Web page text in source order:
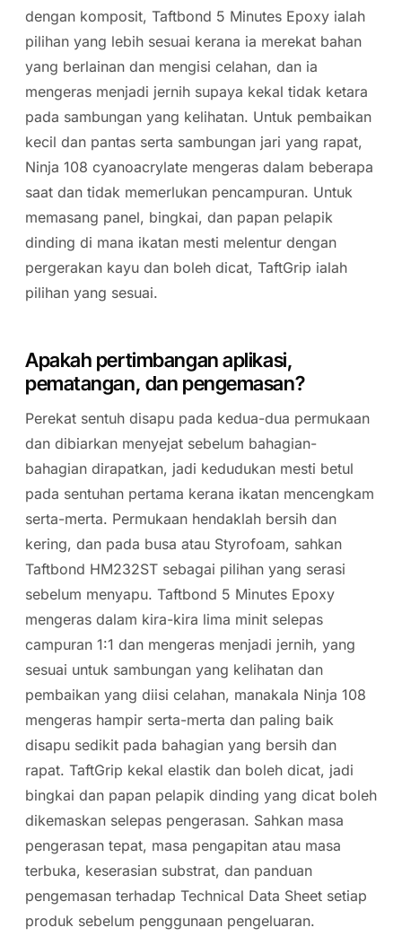
dengan komposit, Taftbond 5 Minutes Epoxy ialah
pilihan yang lebih sesuai kerana ia merekat bahan
yang berlainan dan mengisi celahan, dan ia
mengeras menjadi jernih supaya kekal tidak ketara
pada sambungan yang kelihatan. Untuk pembaikan
kecil dan pantas serta sambungan jari yang rapat,
Ninja 108 cyanoacrylate mengeras dalam beberapa
saat dan tidak memerlukan pencampuran. Untuk
memasang panel, bingkai, dan papan pelapik
dinding di mana ikatan mesti melentur dengan
pergerakan kayu dan boleh dicat, TaftGrip ialah
pilihan yang sesuai.
Apakah pertimbangan aplikasi,
pematangan, dan pengemasan?
Perekat sentuh disapu pada kedua-dua permukaan
dan dibiarkan menyejat sebelum bahagian-
bahagian dirapatkan, jadi kedudukan mesti betul
pada sentuhan pertama kerana ikatan mencengkam
serta-merta. Permukaan hendaklah bersih dan
kering, dan pada busa atau Styrofoam, sahkan
Taftbond HM232ST sebagai pilihan yang serasi
sebelum menyapu. Taftbond 5 Minutes Epoxy
mengeras dalam kira-kira lima minit selepas
campuran 1:1 dan mengeras menjadi jernih, yang
sesuai untuk sambungan yang kelihatan dan
pembaikan yang diisi celahan, manakala Ninja 108
mengeras hampir serta-merta dan paling baik
disapu sedikit pada bahagian yang bersih dan
rapat. TaftGrip kekal elastik dan boleh dicat, jadi
bingkai dan papan pelapik dinding yang dicat boleh
dikemaskan selepas pengerasan. Sahkan masa
pengerasan tepat, masa pengapitan atau masa
terbuka, keserasian substrat, dan panduan
pengemasan terhadap Technical Data Sheet setiap
produk sebelum penggunaan pengeluaran.